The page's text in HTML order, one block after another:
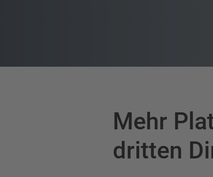
Mehr
dritten